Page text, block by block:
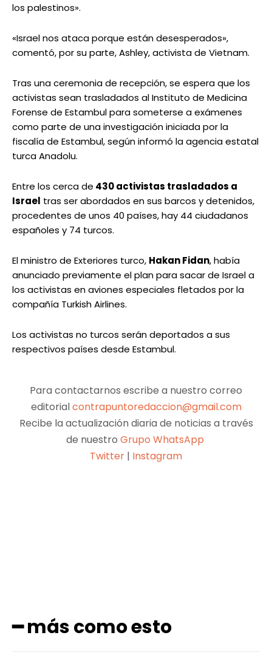
los palestinos».
«Israel nos ataca porque están desesperados»,
comentó, por su parte, Ashley, activista de Vietnam.
Tras una ceremonia de recepción, se espera que los
activistas sean trasladados al Instituto de Medicina
Forense de Estambul para someterse a exámenes
como parte de una investigación iniciada por la
fiscalía de Estambul, según informó la agencia estatal
turca Anadolu.
Entre los cerca de 430 activistas trasladados a
Israel tras ser abordados en sus barcos y detenidos,
procedentes de unos 40 países, hay 44 ciudadanos
españoles y 74 turcos.
El ministro de Exteriores turco, Hakan Fidan, había
anunciado previamente el plan para sacar de Israel a
los activistas en aviones especiales fletados por la
compañía Turkish Airlines.
Los activistas no turcos serán deportados a sus
respectivos países desde Estambul.
Para contactarnos escribe a nuestro correo
editorialcontrapuntoredaccion@gmail.com
Recibe la actualización diaria de noticias a través
de nuestro Grupo WhatsApp
Twitter | Instagram
━ más como esto